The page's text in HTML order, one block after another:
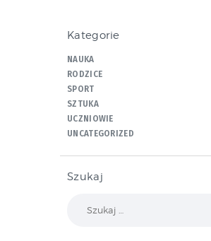
Kategorie
NAUKA
RODZICE
SPORT
SZTUKA
UCZNIOWIE
UNCATEGORIZED
Szukaj